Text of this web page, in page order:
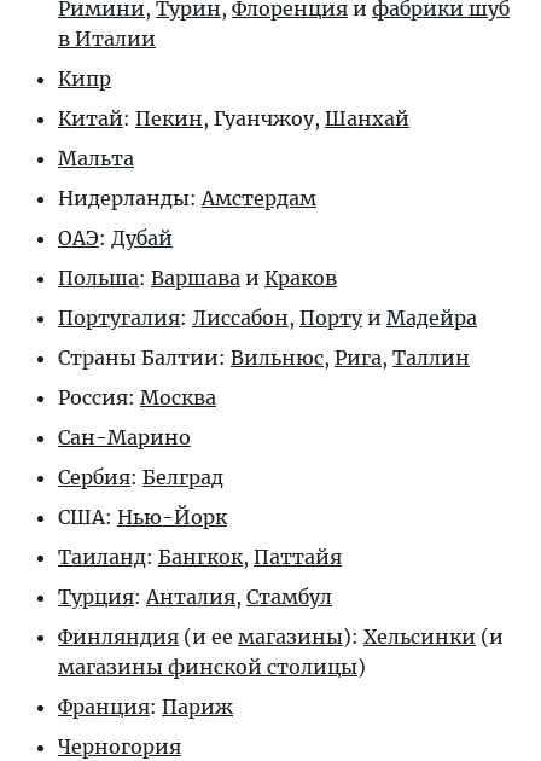
Римини, Турин, Флоренция и фабрики шуб
в Италии
Кипр
Китай: Пекин, Гуанчжоу, Шанхай
Мальта
Нидерланды:Амстердам
ОАЭ: Дубай
Польша: Варшава и Краков
Португалия: Лиссабон, Портуи Мадейра
Страны Балтии: Вильнюс, Рига, Таллин
Россия: Москва
Сан-Марино
Сербия: Белград
США: Нью-Йорк
Таиланд: Бангкок, Паттайя
Турция:Анталия, Стамбул
Финляндия (и ее магазины): Хельсинки (и
магазины финской столицы)
Франция: Париж
Черногория